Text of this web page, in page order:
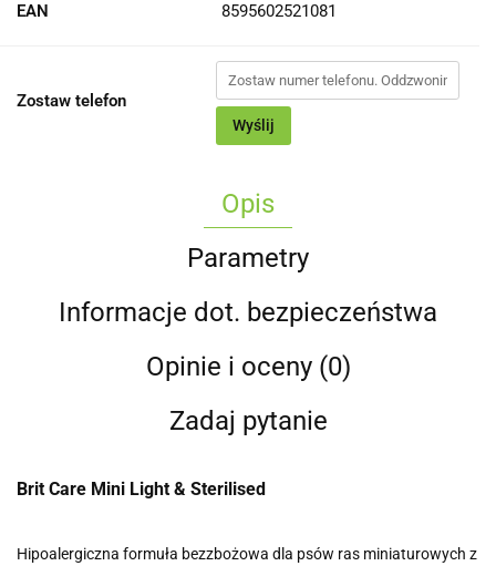
EAN 8595602521081
Zostaw telefon
Wyślij
Opis
Parametry
Informacje dot. bezpieczeństwa
Opinie i oceny (0)
Zadaj pytanie
Brit Care Mini Light & Sterilised
Hipoalergiczna formuła bezzbożowa dla psów ras miniaturowych z